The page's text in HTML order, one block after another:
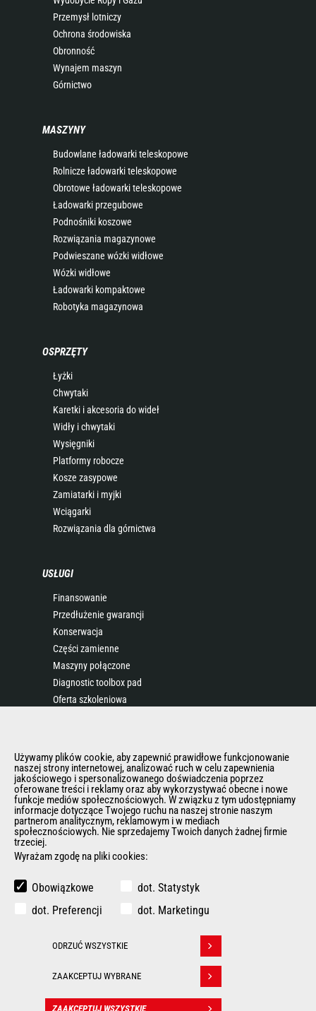
Przemysł lotniczy
Ochrona środowiska
Obronność
Wynajem maszyn
Górnictwo
MASZYNY
Budowlane ładowarki teleskopowe
Rolnicze ładowarki teleskopowe
Obrotowe ładowarki teleskopowe
Ładowarki przegubowe
Podnośniki koszowe
Rozwiązania magazynowe
Podwieszane wózki widłowe
Wózki widłowe
Ładowarki kompaktowe
Robotyka magazynowa
OSPRZĘTY
Łyżki
Chwytaki
Karetki i akcesoria do wideł
Widły i chwytaki
Wysięgniki
Platformy robocze
Kosze zasypowe
Zamiatarki i myjki
Wciągarki
Rozwiązania dla górnictwa
USŁUGI
Finansowanie
Przedłużenie gwarancji
Konserwacja
Części zamienne
Maszyny połączone
Diagnostic toolbox pad
Oferta szkoleniowa
O NAS
Grupa Manitou
Kontakt Manitou
Informacje Prawne
Eventy i pokazy
Aktualności
General Terms and Conditions of Sale
Polityka Rodo
INNE STRONY GRUPY MANITOU
Manitou Group
Used Manitou Machines
Używamy plików cookie, aby zapewnić prawidłowe funkcjonowanie
naszej strony internetowej, analizować ruch w celu zapewnienia
jakościowego i spersonalizowanego doświadczenia poprzez
oferowane treści i reklamy oraz aby wykorzystywać obecne i nowe
funkcje mediów społecznościowych. W związku z tym udostępniamy
informacje dotyczące Twojego ruchu na naszej stronie naszym
partnerom analitycznym, reklamowym i w mediach
społecznościowych. Nie sprzedajemy Twoich danych żadnej firmie
trzeciej.
Wyrażam zgodę na pliki cookies:
Obowiązkowe
dot. Statystyk
dot. Preferencji
dot. Marketingu
ODRZUĆ WSZYSTKIE
ZAAKCEPTUJ WYBRANE
ZAAKCEPTUJ WSZYSTKIE